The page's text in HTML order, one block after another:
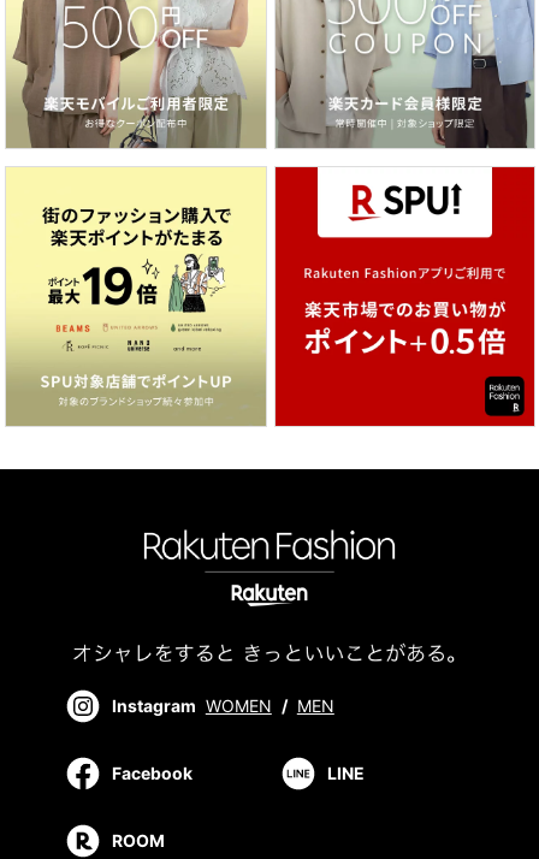
Instagram WOMEN / MEN
Facebook LINE
ROOM